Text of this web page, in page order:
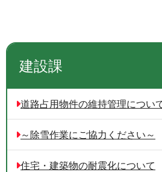
建設課
道路占用物件の維持管理につい
～除雪作業にご協力ください～
住宅・建築物の耐震化について